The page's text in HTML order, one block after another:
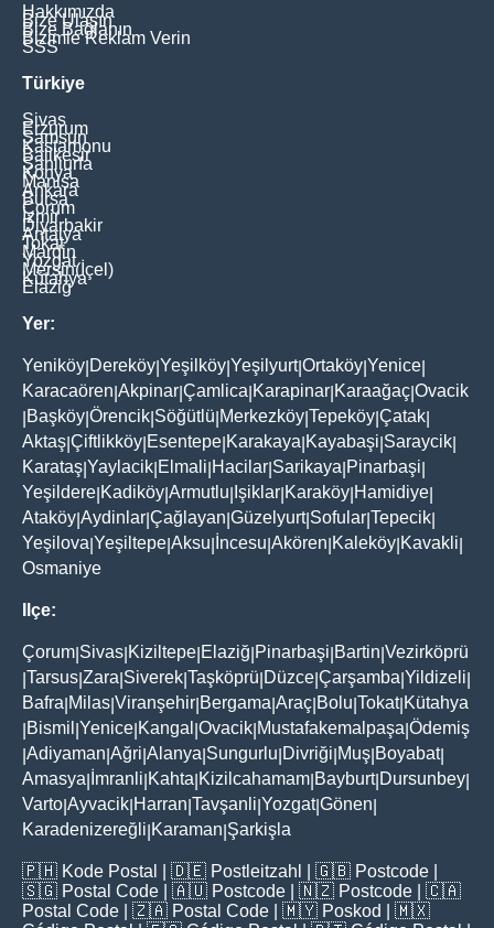
Hakkımızda
Bize Ulaşın
Bize Bağlanın
Bizimle Reklam Verin
SSS
Türkiye
Sivas
Erzurum
Samsun
Kastamonu
Balikesir
Şanliurfa
Konya
Manisa
Ankara
Bursa
Çorum
İzmir
Diyarbakir
Antalya
Tokat
Mardin
Yozgat
Mersin(İçel)
Kütahya
Elaziğ
Yer:
Yeniköy Dereköy Yeşilköy Yeşilyurt|Ortaköy Yenice
Karacaören Akpinar Çamlica Karapinar Karaağaç Ovacik
Başköy Örencik Söğütlü Merkezköy Tepeköy Çatak
Aktaş Çiftlikköy Esentepe Karakaya Kayabaşi Saraycik
Karataş Yaylacik Elmali Hacilar Sarikaya Pinarbaşi
Yeşildere Kadiköy Armutlu Işiklar Karaköy Hamidiye
Ataköy Aydinlar Çağlayan Güzelyurt| Sofular Tepecik
Yeşilova Yeşiltepe Aksu İncesu Akören Kaleköy Kavakli
Osmaniye
Ilçe:
Çorum Sivas Kiziltepe Elaziğ Pinarbaşi Bartin Vezirköprü
Tarsus Zara Siverek Taşköprü Düzce Çarşamba Yildizeli
Bafra Milas Viranşehir Bergama Araç Bolu Tokat| Kütahya
Bismil Yenice Kangal Ovacik Mustafakemalpaşa Ödemiş
Adiyaman Ağri Alanya Sungurlu Divriği Muş Boyabat|
Amasya İmranli Kahta Kizilcahamam Bayburt| Dursunbey
Varto Ayvacik Harran Tavşanli Yozgat|Gönen
Karadenizereğli Karaman Şarkişla
🇵🇭 Kode Postal | 🇩🇪 Postleitzahl | 🇬🇧 Postcode
🇸🇬 Postal Code | 🇦🇺 Postcode | 🇳🇿 Postcode | 🇨🇦
Postal Code | 🇿🇦 Postal Code | 🇲🇾 Poskod
| 🇲🇽